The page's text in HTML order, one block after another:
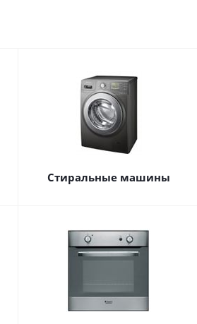
Стиральные машины